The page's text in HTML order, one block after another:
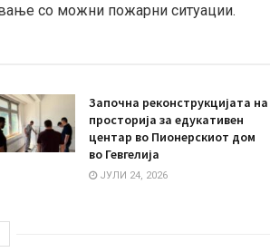
со можни пожарни ситуации.
Започна реконструкцијата на
просторија за едукативен
центар во Пионерскиот дом
во Гевгелија
ЈУЛИ 24, 2026